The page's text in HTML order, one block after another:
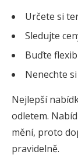
Určete si
Sledujte
Buďte
Nenechte
Nejlepší
odletem.
mění, proto
pravidelně.